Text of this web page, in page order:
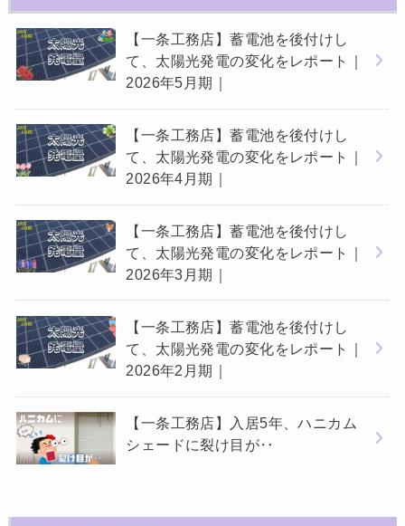
【一条工務店】蓄電池を後付けし
て、太陽光発電の変化をレポート｜
2026年5月期｜
【一条工務店】蓄電池を後付けし
て、太陽光発電の変化をレポート｜
2026年4月期｜
【一条工務店】蓄電池を後付けし
て、太陽光発電の変化をレポート｜
2026年3月期｜
【一条工務店】蓄電池を後付けし
て、太陽光発電の変化をレポート｜
2026年2月期｜
【一条工務店】入居5年、ハニカム
シェードに裂け目が‥